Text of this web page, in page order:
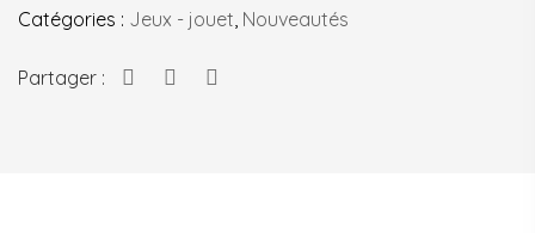
Catégories : Jeux - jouet, Nouveautés
Partager :